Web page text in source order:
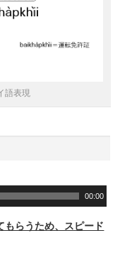
語表現
00:00
もらうため、スピード